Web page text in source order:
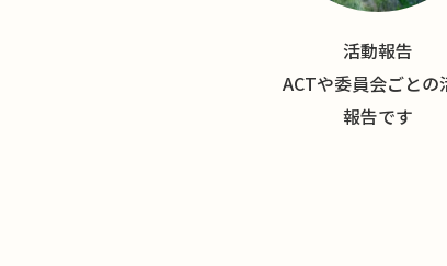
活動報告
ACTや委員会ごとの
報告です